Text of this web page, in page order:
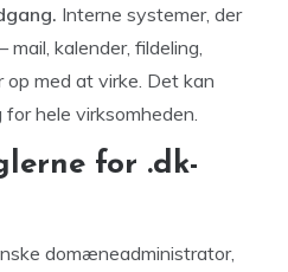
Interne systemer, der
kalender, fildeling,
med at virke. Det kan
hele virksomheden.
for .dk-
domæneadministrator,